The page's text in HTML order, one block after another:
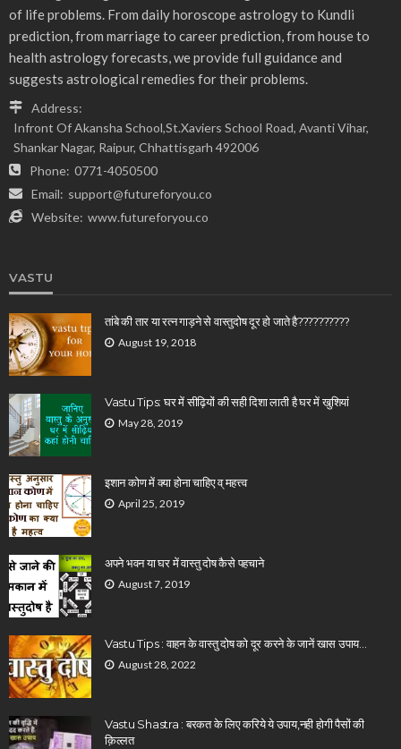
of life problems. From daily horoscope astrology to Kundli
prediction, from marriage to career prediction, from house to
health astrology forecasts, we provide full guidance and
suggests astrological remedies for their problems.
Address:
Infront Of Akansha School,St.Xaviers School Road, Avanti Vihar,
Shankar Nagar, Raipur, Chhattisgarh 492006
Phone: 0771-4050500
Email: support@futureforyou.co
Website: www.futureforyou.co
VASTU
तांबे की तार या रत्न गाड़ने से वास्तुदोष दूर हो जाते है??????????
August 19, 2018
Vastu Tips: घर में सीढ़ियों की सही दिशा लाती है घर में खुशियां
May 28, 2019
इशान कोण में क्या होना चाहिए व् महत्त्व
April 25, 2019
अपने भवन या घर में वास्तु दोष कैसे पहचाने
August 7, 2019
Vastu Tips : वाहन के वास्तु दोष को दूर करने के जानें खास उपाय…
August 28, 2022
Vastu Shastra : बरकत के लिए करिये ये उपाय,नही होगी पैसों की
क़िल्लत